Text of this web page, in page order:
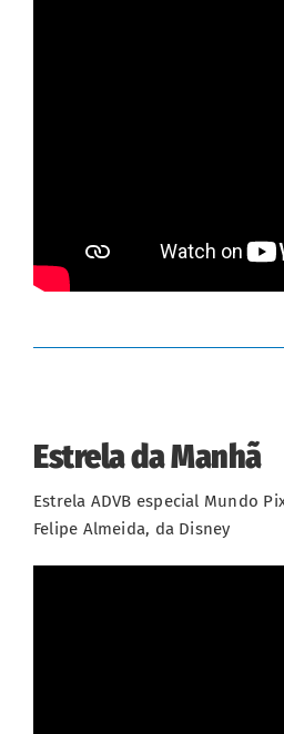
Estrela da Manhã
Estrela ADVB especial Mundo
Felipe Almeida, da Disney